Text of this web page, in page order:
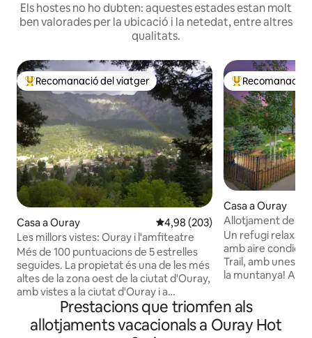
Els hostes no ho dubten: aquestes estades estan molt
ben valorades per la ubicació i la netedat, entre altres
qualitats.
Principals recomanacions dels viatgers
Recomanació del viatger
Casa a Ouray 4,98 de puntuació mitjana d'un
4,98 (203)
Les millors vistes: Ouray i l'amfiteatre
Més de 100 puntuacions de 5 estrelles
seguides. La propietat és una de les més
altes de la zona oest de la ciutat d'Ouray,
amb vistes a la ciutat d'Ouray i a
l'Amfiteatre. Apartament separat a la
planta baixa amb 2 dormitoris (1 llit doble
extragran/1 llit doble gran)/1 bany.
Principals
Recomanació
Casa a Ouray
Allotjament de
«king size» | Fibra
Un refugi
amb aire
Trail, amb unes
la muntanya!
comoditat, amb
cuina
electrodomèstics
Prestacions que triomfen als
allotjaments vacacionals a Ouray Hot